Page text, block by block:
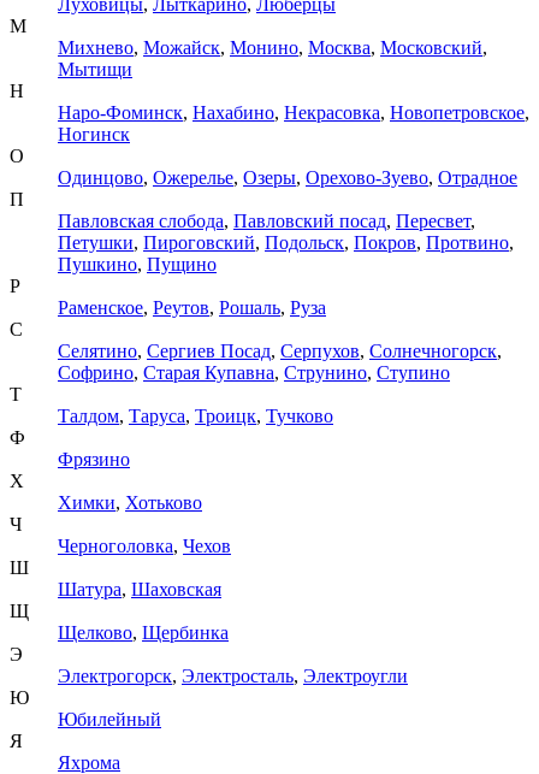
М
Михнево, Можайск, Монино, Москва, Московский,
Мытищи
Н
Наро-Фоминск, Нахабино, Некрасовка, Новопетровское,
Ногинск
О
Одинцово, Ожерелье, Озеры, Орехово-Зуево, Отрадное
П
Павловская слобода, Павловский посад, Пересвет,
Петушки, Пироговский, Подольск, Покров, Протвино,
Пушкино, Пущино
Р
Раменское, Реутов, Рошаль, Руза
С
Селятино, Сергиев Посад, Серпухов, Солнечногорск,
Софрино, Старая Купавна, Струнино, Ступино
Т
Талдом, Таруса, Троицк, Тучково
Ф
Фрязино
Х
Химки, Хотьково
Ч
Черноголовка, Чехов
Ш
Шатура, Шаховская
Щ
Щелково, Щербинка
Э
Электрогорск, Электросталь, Электроугли
Ю
Юбилейный
Я
Яхрома